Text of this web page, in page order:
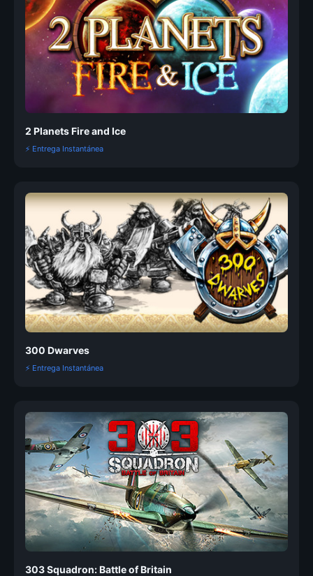
2 Planets Fire and Ice
⚡ Entrega Instantánea
300 Dwarves
⚡ Entrega Instantánea
303 Squadron: Battle of Britain